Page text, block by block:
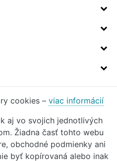
cookies – viac informácií
aj vo svojich jednotlivých
Žiadna časť tohto webu
obchodné podmienky ani
byť kopírovaná alebo inak